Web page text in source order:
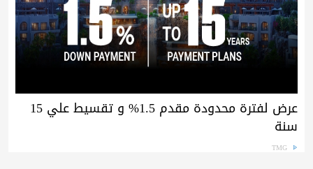
عرض لفترة محدودة مقدم 1.5% و تقسيط علي 15
سنة
TMG